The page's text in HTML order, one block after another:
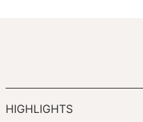
HIGHLIGHTS